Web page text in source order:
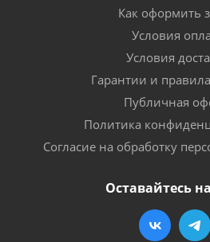
Как оформить
Условия
Условия
Гарантии и
Публичная
Политика
Согласие на обработку
Оставайтесь